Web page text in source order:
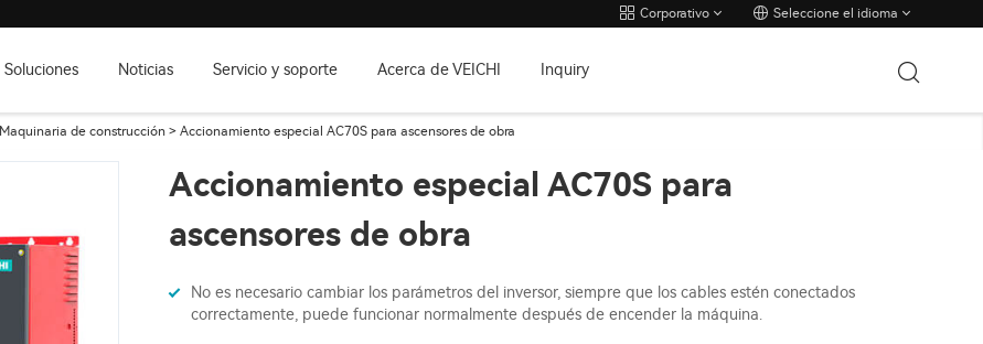
Corporativo Seleccione el idioma
Soluciones Noticias Servicio y soporte Acerca de VEICHI Inquiry
Maquinaria de construcción > Accionamiento especial AC70S para ascensores de obra
Accionamiento especial AC70S para
ascensores de obra
No es necesario cambiar los parámetros del inversor, siempre que los cables estén conectados
correctamente, puede funcionar normalmente después de encender la máquina.